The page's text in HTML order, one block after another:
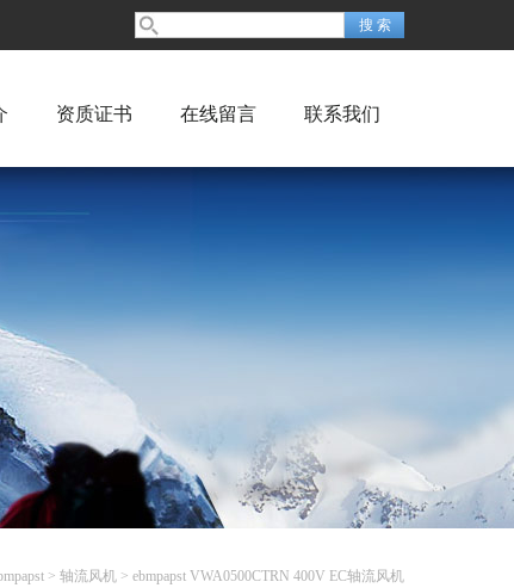
资质证书 在线留言 联系我们
> 轴流风机 > ebmpapst VWA0500CTRN 400V EC轴流风机